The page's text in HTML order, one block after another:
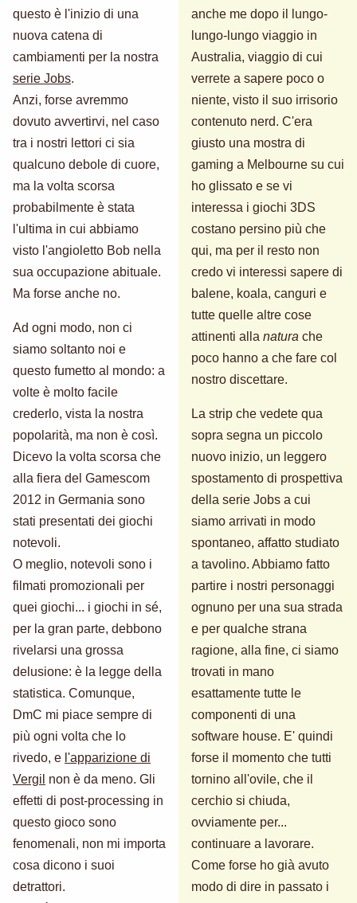
questo è l'inizio di una
nuova catena di
cambiamenti per la nostra
serie Jobs.
Anzi, forse avremmo
dovuto avvertirvi, nel caso
tra i nostri lettori ci sia
qualcuno debole di cuore,
ma la volta scorsa
probabilmente è stata
l'ultima in cui abbiamo
visto l'angioletto Bob nella
sua occupazione abituale.
Ma forse anche no.
Ad ogni modo, non ci
siamo soltanto noi e
questo fumetto al mondo: a
volte è molto facile
crederlo, vista la nostra
popolarità, ma non è così.
Dicevo la volta scorsa che
alla fiera del Gamescom
2012 in Germania sono
stati presentati dei giochi
notevoli.
O meglio, notevoli sono i
filmati promozionali per
quei giochi... i giochi in sé,
per la gran parte, debbono
rivelarsi una grossa
delusione: è la legge della
statistica. Comunque,
DmC mi piace sempre di
più ogni volta che lo
rivedo, e l'apparizione di
Vergil non è da meno. Gli
effetti di post-processing in
questo gioco sono
fenomenali, non mi importa
cosa dicono i suoi
detrattori.
anche me dopo il lungo-
lungo-lungo viaggio in
Australia, viaggio di cui
verrete a sapere poco o
niente, visto il suo irrisorio
contenuto nerd. C'era
giusto una mostra di
gaming a Melbourne su cui
ho glissato e se vi
interessa i giochi 3DS
costano persino più che
qui, ma per il resto non
credo vi interessi sapere di
balene, koala, canguri e
tutte quelle altre cose
attinenti alla natura che
poco hanno a che fare col
nostro discettare.
La strip che vedete qua
sopra segna un piccolo
nuovo inizio, un leggero
spostamento di prospettiva
della serie Jobs a cui
siamo arrivati in modo
spontaneo, affatto studiato
a tavolino. Abbiamo fatto
partire i nostri personaggi
ognuno per una sua strada
e per qualche strana
ragione, alla fine, ci siamo
trovati in mano
esattamente tutte le
componenti di una
software house. E' quindi
forse il momento che tutti
tornino all'ovile, che il
cerchio si chiuda,
ovviamente per...
continuare a lavorare.
Come forse ho già avuto
modo di dire in passato i